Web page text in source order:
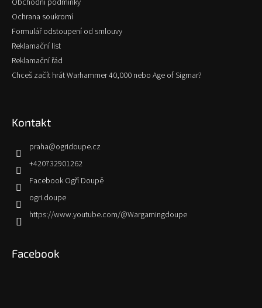
Obchodní podmínky
Ochrana soukromí
Formulář odstoupení od smlouvy
Reklamační list
Reklamační řád
Chceš začít hrát Warhammer 40,000 nebo Age of Sigmar?
Kontakt
praha@ogridoupe.cz
+420732901262
Facebook Ogří Doupě
ogri.doupe
https://www.youtube.com/@Wargamingdoupe
Facebook